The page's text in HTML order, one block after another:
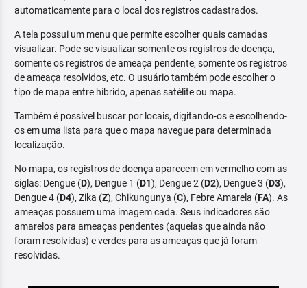
automaticamente para o local dos registros cadastrados.
A tela possui um menu que permite escolher quais camadas
visualizar. Pode-se visualizar somente os registros de doença,
somente os registros de ameaça pendente, somente os registros
de ameaça resolvidos, etc. O usuário também pode escolher o
tipo de mapa entre híbrido, apenas satélite ou mapa.
Também é possível buscar por locais, digitando-os e escolhendo-
os em uma lista para que o mapa navegue para determinada
localização.
No mapa, os registros de doença aparecem em vermelho com as
siglas: Dengue (D), Dengue 1 (D1), Dengue 2 (D2), Dengue 3 (D3),
Dengue 4 (D4), Zika (Z), Chikungunya (C), Febre Amarela (FA). As
ameaças possuem uma imagem cada. Seus indicadores são
amarelos para ameaças pendentes (aquelas que ainda não
foram resolvidas) e verdes para as ameaças que já foram
resolvidas.